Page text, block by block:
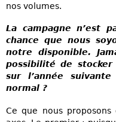
nos volumes.
La campagne n’est
chance que nous
notre disponible.
possibilité de
sur l’année
normal ?
Ce que nous